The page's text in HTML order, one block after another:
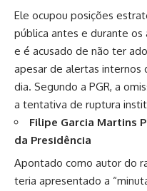
Ele ocupou posições
pública antes e durante os
e é acusado de não ter
apesar de alertas internos
dia. Segundo a PGR, a
a tentativa de ruptura
Filipe Garcia Martins
da Presidência
Apontado como autor do
teria apresentado a